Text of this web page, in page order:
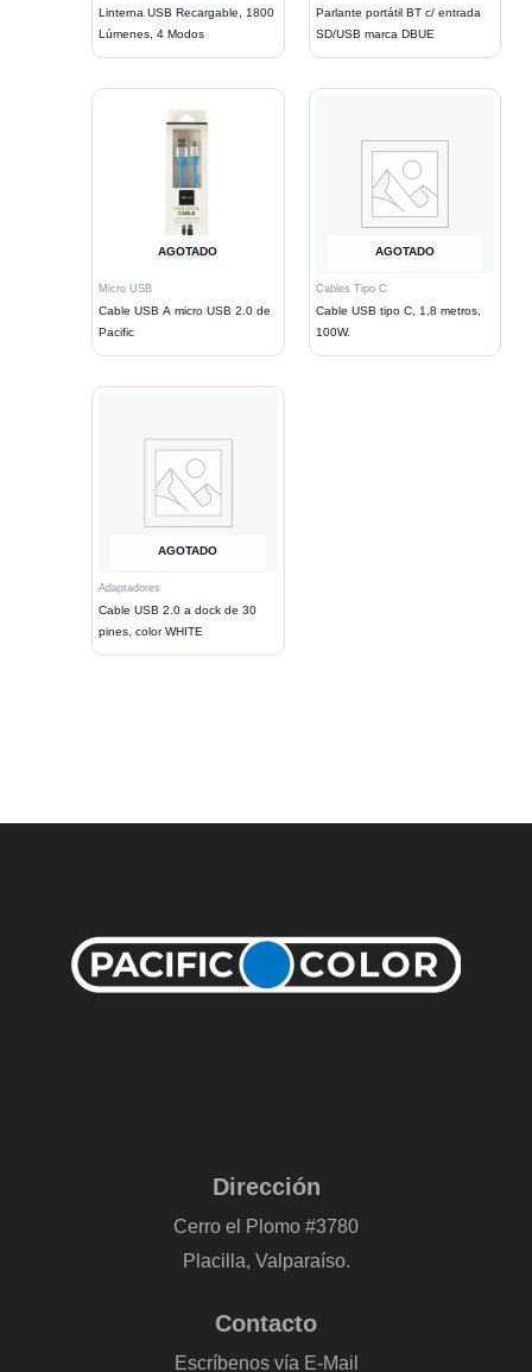
Linterna USB Recargable, 1800
Lúmenes, 4 Modos
Parlante portátil BT c/ entrada
SD/USB marca DBUE
AGOTADO
Micro USB
Cable USB A micro USB 2.0 de
Pacific
AGOTADO
Cables Tipo C
Cable USB tipo C, 1,8 metros,
100W.
AGOTADO
Adaptadores
Cable USB 2.0 a dock de 30
pines, color WHITE
Dirección
Cerro el Plomo #3780
Placilla, Valparaíso.
Contacto
Escríbenos vía E-Mail